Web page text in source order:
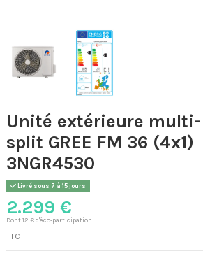
Unité extérieure multi-
split GREE FM 36 (4x1)
3NGR4530
Livré sous 7 à 15 jours
2.299 €
Dont 12 € d'éco-participation
TTC